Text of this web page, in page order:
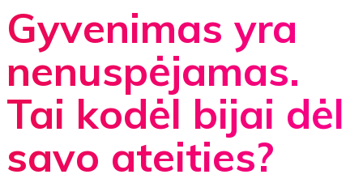
Gyvenimas yra
nenuspėjamas.
Tai kodėl bijai dėl
savo ateities?